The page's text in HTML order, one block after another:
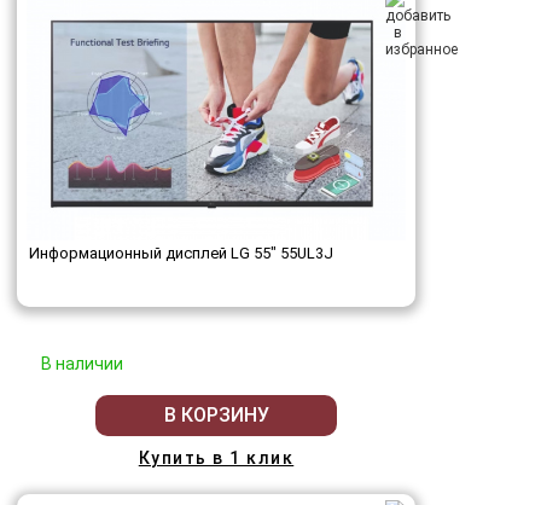
Информационный дисплей LG 55" 55UL3J
В наличии
В КОРЗИНУ
Купить в 1 клик